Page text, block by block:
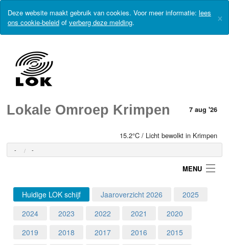
Deze website maakt gebruik van cookies. Voor meer informatie: lees
ons cookie-beleid of verberg deze melding. ×
Lokale Omroep Krimpen 7 aug '26
15.2°C / Licht bewolkt in Krimpen
- -
MENU
Login
Home
Huidige LOK schijf Jaaroverzicht 2026
2025
2024
2023 2022 2021
2020
2019
2018 2017 2016
2015